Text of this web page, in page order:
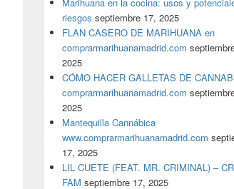
riesgos septiembre 17, 2025
FLAN CASERO DE MARIHUANA en
comprarmarihuanamadrid.com
2025
CÓMO HACER GALLETAS DE
comprarmarihuanamadrid.com
2025
Mantequilla Cannábica
www.comprarmarihuanamadrid.com
17, 2025
LIL CUETE (FEAT. MR. CRIMINAL) –
FAM septiembre 17, 2025